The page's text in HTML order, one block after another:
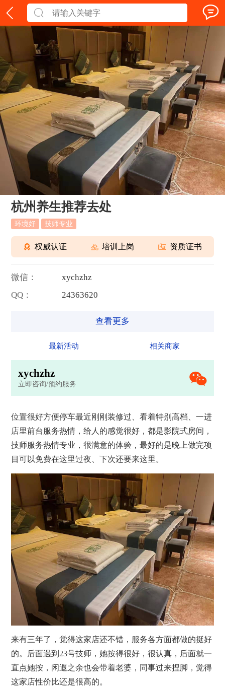
杭州养生推荐去处
环境好 技师专业
权威认证 培训上岗 资质证书
微信： xychzhz
QQ：
24363620
查看更多
最新活动 相关商家
xychzhz
立即咨询/预约服务
位置很好方便停车最近刚刚装修过、看着特别高档、一进
店里前台服务热情，给人的感觉很好，都是影院式房间，
技师服务热情专业，很满意的体验，最好的是晚上做完项
目可以免费在这里过夜、下次还要来这里。
来有三年了，觉得这家店还不错，服务各方面都做的挺好
的。后面遇到23号技师，她按得很好，很认真，后面就一
直点她按，闲遐之余也会带着老婆，同事过来捏脚，觉得
这家店性价比还是很高的。